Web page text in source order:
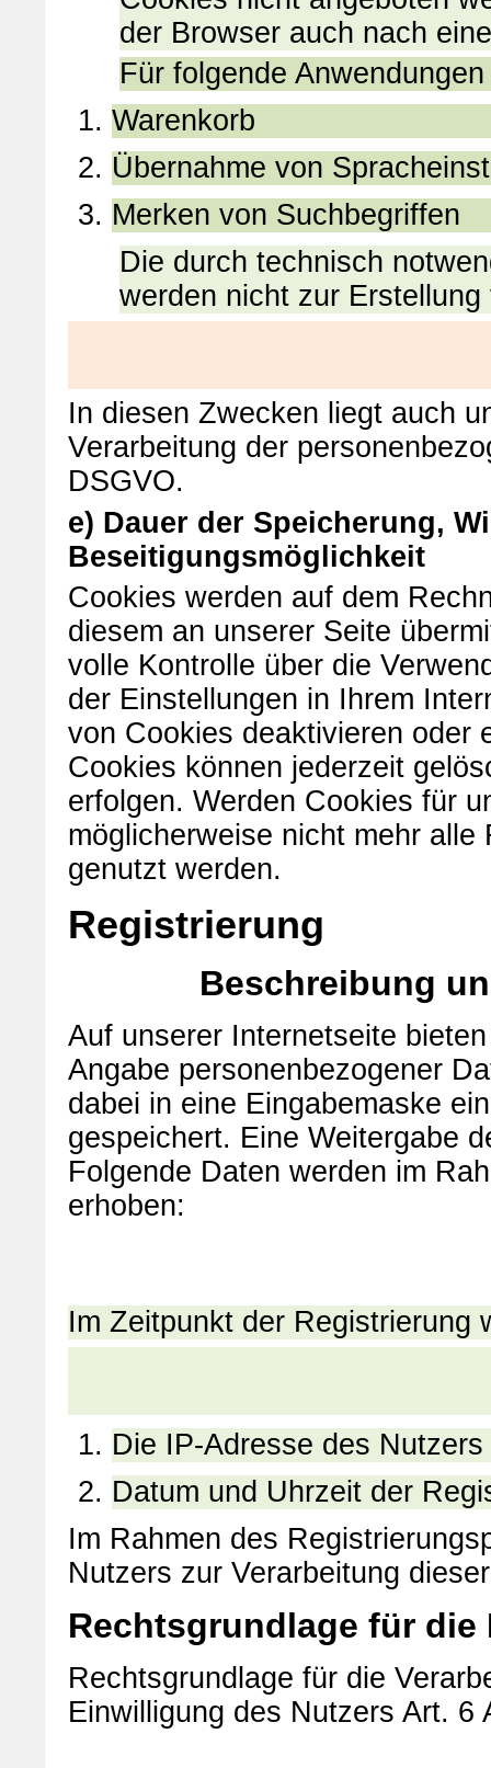
der Browser auch nach
Für folgende
Warenkorb
Übernahme von
Merken von Suchbegriffen
Die durch technisch
werden nicht zur
In diesen Zwecken liegt auch
Verarbeitung der
DSGVO.
e) Dauer der Speicherung,
Beseitigungsmöglichkeit
Cookies werden auf dem
diesem an unserer Seite
volle Kontrolle über die
der Einstellungen in Ihrem
von Cookies deaktivieren oder
Cookies können jederzeit
erfolgen. Werden Cookies für
möglicherweise nicht mehr
genutzt werden.
Registrierung
Beschreibung
Auf unserer Internetseite
Angabe personenbezogener
dabei in eine Eingabemaske
gespeichert. Eine Weitergabe
Folgende Daten werden im
erhoben:
Im Zeitpunkt der Registrierung
Die IP-Adresse des Nutzers
Datum und Uhrzeit der
Im Rahmen des
Nutzers zur Verarbeitung
Rechtsgrundlage für die
Rechtsgrundlage für die
Einwilligung des Nutzers Art. 6